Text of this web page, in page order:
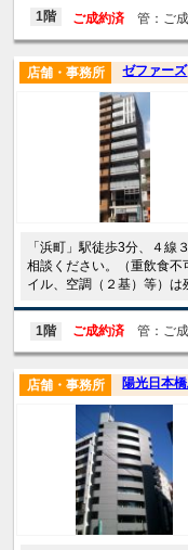
1階 ご成約済 管：ご
ゼファーズ
店舗・事務所
「浜町」駅徒歩3分、４線
相談ください。（重飲食不
イル、空調（２基）等）は
1階 ご成約済 管：ご成
陽光日本
店舗・事務所